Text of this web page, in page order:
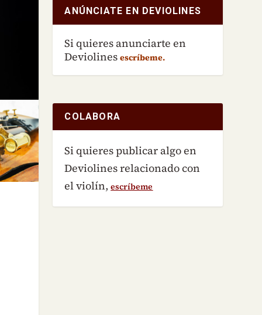
ANÚNCIATE EN DEVIOLINES
Si quieres anunciarte en
Deviolinesescríbeme.
COLABORA
Si quieres publicar algo en
Deviolines relacionado con
el violín,escríbeme